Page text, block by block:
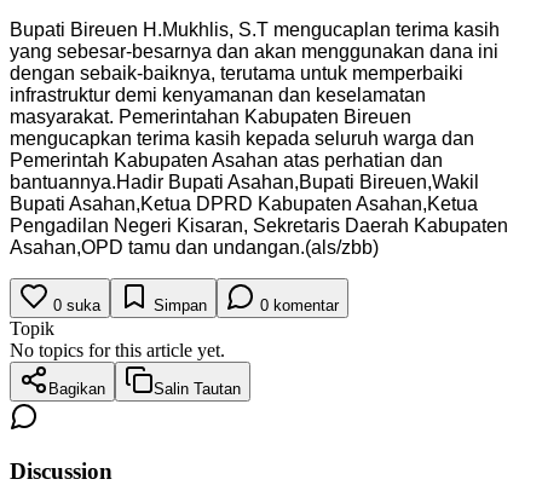
Bupati Bireuen H.Mukhlis, S.T mengucaplan terima kasih
yang sebesar-besarnya dan akan menggunakan dana ini
dengan sebaik-baiknya, terutama untuk memperbaiki
infrastruktur demi kenyamanan dan keselamatan
masyarakat. Pemerintahan Kabupaten Bireuen
mengucapkan terima kasih kepada seluruh warga dan
Pemerintah Kabupaten Asahan atas perhatian dan
bantuannya.Hadir Bupati Asahan,Bupati Bireuen,Wakil
Bupati Asahan,Ketua DPRD Kabupaten Asahan,Ketua
Pengadilan Negeri Kisaran, Sekretaris Daerah Kabupaten
Asahan,OPD tamu dan undangan.(als/zbb)
0 suka Simpan 0 komentar
Topik
No topics for this article yet.
Bagikan Salin Tautan
Discussion